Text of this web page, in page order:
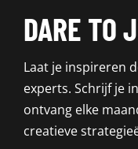
DARE TO
Laat je inspireren
experts. Schrijf je
ontvang elke
creatieve